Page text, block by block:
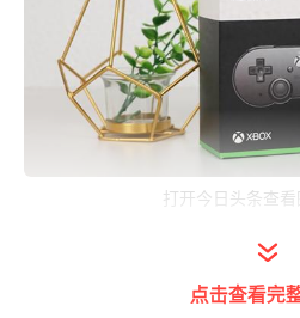
打开今日头条查
此次拿到的SN30 Pro微
双轴可调节支架，另外
点击查看完